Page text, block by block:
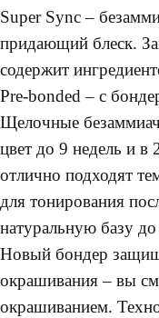
Super Sync –
придающий блеск.
содержит
Pre‑bonded – с
Щелочные
цвет до 9 недель и в
отлично подходят
для тонирования
натуральную базу
Новый бондер
окрашивания – вы
окрашиванием.